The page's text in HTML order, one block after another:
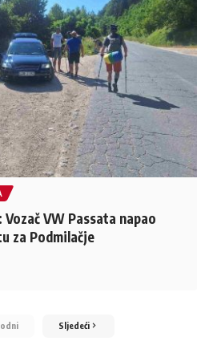
Vozač VW Passata napao
za Podmilačje
Sljedeći